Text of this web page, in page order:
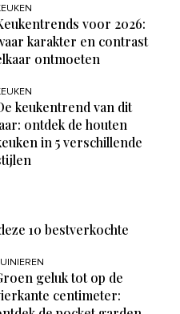
voor 2026:
karakter en contrast
ontmoeten
keukentrend van dit
ontdek de houten
in 5 verschillende
10 bestverkochte
geluk tot op de
centimeter: